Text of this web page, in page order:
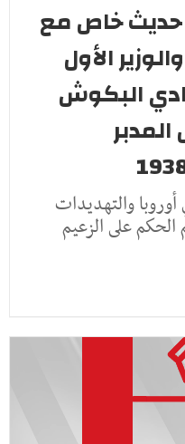
خاص مع
الأول
البكوش
أوروبا والتهديدات
لفرنسا سنة 1938 لتم الحكم على الزعيم